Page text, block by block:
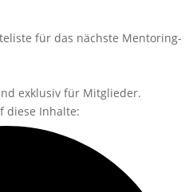
für das nächste Mentoring-
exklusiv für Mitglieder.
diese Inhalte: